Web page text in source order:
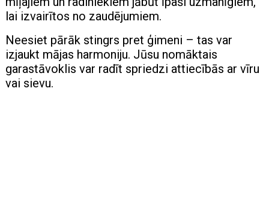
lai izvairītos no zaudējumiem.
Neesiet pārāk stingrs pret ģimeni – tas var
izjaukt mājas harmoniju. Jūsu nomāktais
garastāvoklis var radīt spriedzi attiecībās ar vīru
vai sievu.